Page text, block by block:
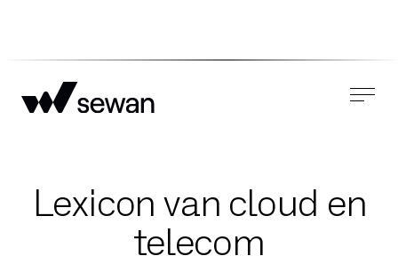
Lexicon van cloud en
telecom